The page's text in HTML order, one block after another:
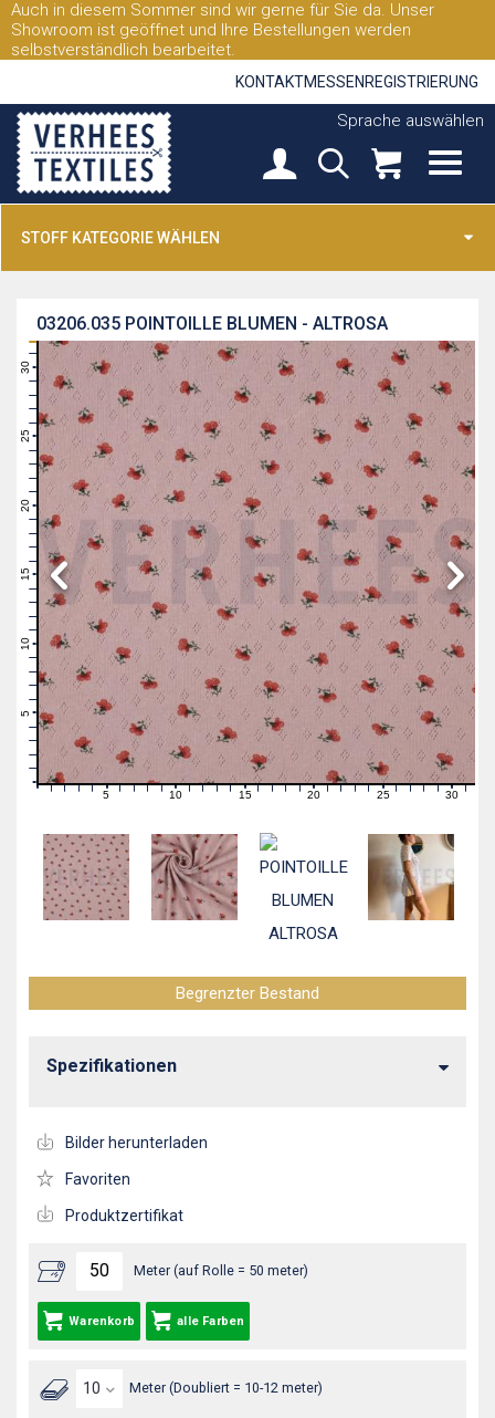
Auch in diesem Sommer sind wir gerne für Sie da. Unser
Showroom ist geöffnet und Ihre Bestellungen werden
selbstverständlich bearbeitet.
KONTAKTMESSEN REGISTRIERUNG
Sprache auswählen
STOFF KATEGORIE WÄHLEN
POINTOILLE BLUMEN - ALTROSA
03206.035
2
4
5
7
8
9
11
12
15
16
20
21
23
24
26
27
30
1 2 3 4 6 7 89 1112131415 16171819 2021222324 252627282930 31
Meter (auf Rolle = 50 meter)
Warenkorb alle Farben
Meter (Doubliert = 10-12 meter)
Begrenzter Bestand
Spezifikationen
Bilder herunterladen
Favoriten
Produktzertifikat